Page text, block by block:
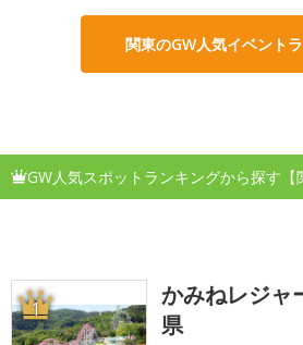
関東のGW人気イベント
GW人気スポットランキングから探す【
1
かみねレジャ
県